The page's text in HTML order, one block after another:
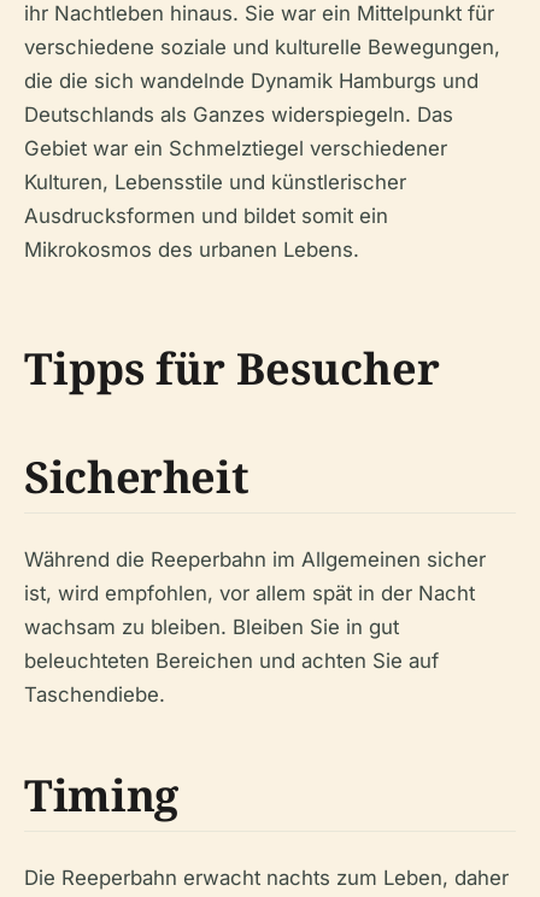
ihr Nachtleben hinaus. Sie war ein Mittelpunkt für
verschiedene soziale und kulturelle Bewegungen,
die die sich wandelnde Dynamik Hamburgs und
Deutschlands als Ganzes widerspiegeln. Das
Gebiet war ein Schmelztiegel verschiedener
Kulturen, Lebensstile und künstlerischer
Ausdrucksformen und bildet somit ein
Mikrokosmos des urbanen Lebens.
Tipps für Besucher
Sicherheit
Während die Reeperbahn im Allgemeinen sicher
ist, wird empfohlen, vor allem spät in der Nacht
wachsam zu bleiben. Bleiben Sie in gut
beleuchteten Bereichen und achten Sie auf
Taschendiebe.
Timing
Die Reeperbahn erwacht nachts zum Leben, daher